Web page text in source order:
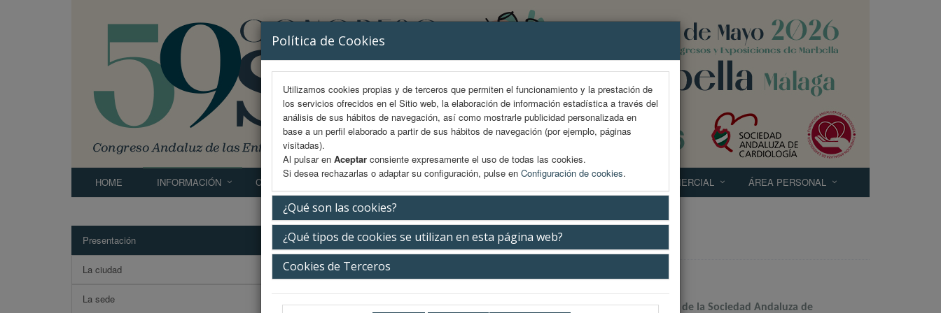
Política de Cookies
Utilizamos cookies propias y de terceros que permiten el funcionamiento y la prestación de
los servicios ofrecidos en el Sitio web, la elaboración de información estadística a través del
análisis de sus hábitos de navegación, así como mostrarle publicidad personalizada en
base a un perfil elaborado a partir de sus hábitos de navegación (por ejemplo, páginas
visitadas).
Al pulsar en Aceptar consiente expresamente el uso de todas las cookies.
Si desea rechazarlas o adaptar su configuración, pulse en Configuración de cookies.
¿Qué son las cookies?
¿Qué tipos de cookies se utilizan en esta página web?
Cookies de Terceros
HOME INFORMACIÓN COMITÉS AREA CIENTÍFICA INSCRIPCIÓN ALOJAMIENTO EXP. COMERCIAL ÁREA PERSONAL
Presentación
La ciudad
La sede
Presentación
Es para mí un enorme honor y una inmensa alegría daros la bienvenida al59º Congreso de la Sociedad Andaluza de